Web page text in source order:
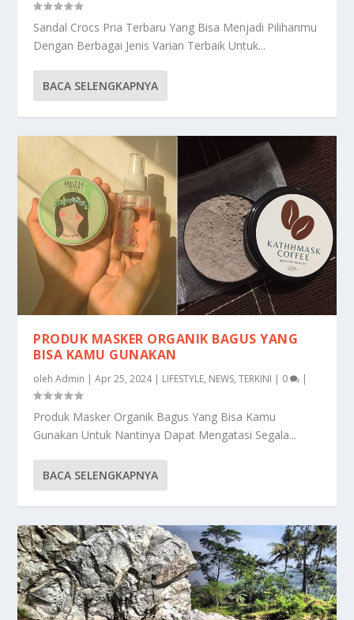
Sandal Crocs Pria Terbaru Yang Bisa Menjadi Pilihanmu
Dengan Berbagai Jenis Varian Terbaik Untuk...
BACA SELENGKAPNYA
PRODUK MASKER ORGANIK BAGUS YANG
BISA KAMU GUNAKAN
olehAdmin |Apr 25, 2024| LIFESTYLE, NEWS,TERKINI | 0 |
Produk Masker Organik Bagus Yang Bisa Kamu
Gunakan Untuk Nantinya Dapat Mengatasi Segala...
BACA SELENGKAPNYA